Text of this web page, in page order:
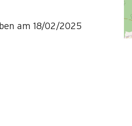
am 18/02/2025